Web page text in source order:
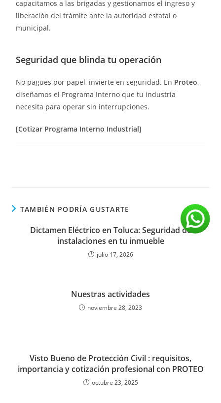
capacitamos a las brigadas y gestionamos el ingreso y
liberación del trámite ante la autoridad estatal o
municipal.
Seguridad que blinda tu operación
No pagues por papel, invierte en seguridad. En Proteo,
diseñamos el Programa Interno que tu industria
necesita para operar sin interrupciones.
[Cotizar Programa Interno Industrial]
TAMBIÉN PODRÍA GUSTARTE
Dictamen Eléctrico en Toluca: Seguridad de
instalaciones en tu inmueble
julio 17, 2026
Nuestras actividades
noviembre 28, 2023
Visto Bueno de Protección Civil : requisitos,
importancia y cotización profesional con PROTEO
octubre 23, 2025